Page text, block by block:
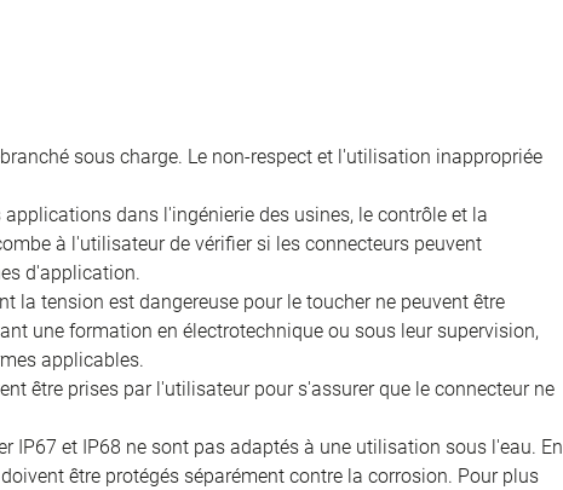
sous charge. Le non-respect et l'utilisation inappropriée
dans l'ingénierie des usines, le contrôle et la
à l'utilisateur de vérifier si les connecteurs peuvent
d'application.
la tension est dangereuse pour le toucher ne peuvent être
une formation en électrotechnique ou sous leur supervision,
applicables.
être prises par l'utilisateur pour s'assurer que le connecteur ne
IP67 et IP68 ne sont pas adaptés à une utilisation sous l'eau. En
être protégés séparément contre la corrosion. Pour plus